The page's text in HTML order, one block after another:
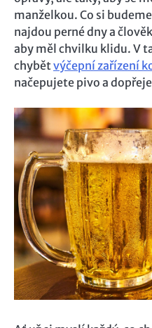
manželkou. Co si
najdou perné dny a
aby měl chvilku klidu. V
chybětvýčepní zařízení
načepujete pivo a